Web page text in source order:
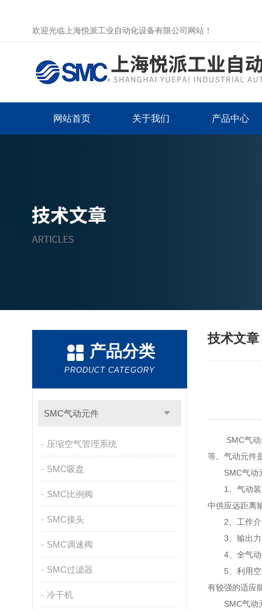
欢迎光临上海悦派工业自动化设备有限公司网站！
网站首页 关于我们 产品中心
产品分类
PRODUCT CATEGORY
SMC气动元件
压缩空气管理系统
SMC吸盘
SMC比例阀
SMC接头
SMC调速阀
SMC过滤器
冷干机
技术文章
SMC气动元
等。气动元件
SMC气动
1、气动装置
中供应远距离
2、工作介质
3、输出力以
4、全气动控
5、利用空气
有较强的适应
SMC气动元